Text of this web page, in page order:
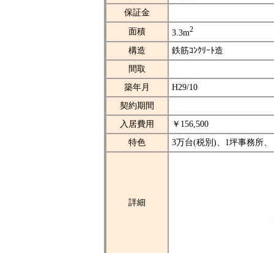
保証金
面積 3.3m2
構造
鉄筋ｺﾝｸﾘｰﾄ造
間取
築年月
H29/10
契約期間
入居費用
￥156,500
特色
3万台(税別)、1坪事務所
詳細